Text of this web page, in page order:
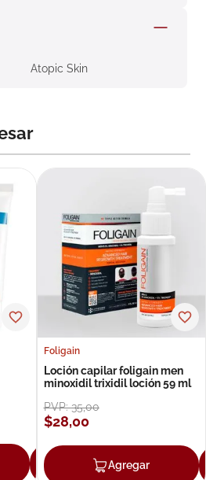
Atopic Skin
Agregar
Foligain
Loción capilar foligain men
minoxidil trixidil loción 59 ml
PVP:35,00
$28,00
Agregar